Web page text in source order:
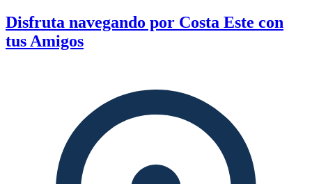
Disfruta navegando por Costa Este con
tus Amigos